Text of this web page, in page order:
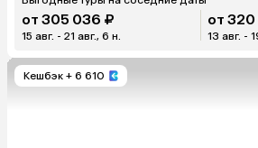
от 305 036 ₽
15 авг. - 21 авг., 6 н.
от
13 авг. -
Кешбэк + 6 610